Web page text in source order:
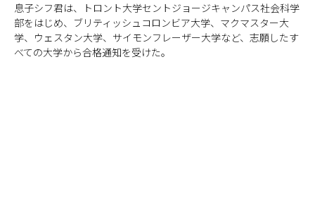
息子シフ君は、トロント大学セントジョージキャンパス社会科学
部をはじめ、ブリティッシュコロンビア大学、マクマスター大
学、ウェスタン大学、サイモンフレーザー大学など、志願したす
べての大学から合格通知を受けた。